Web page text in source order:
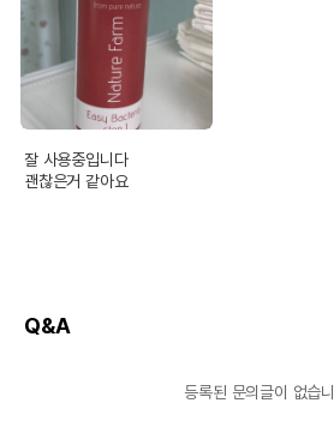
잘 사용중입니다
괜찮은거 같아요
Q&A
등록된 문의글이 없습